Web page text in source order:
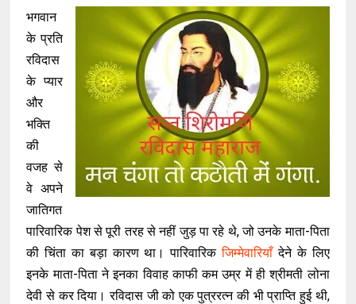
भगवान
के प्रति
रविदास
के प्यार
और
भक्ति
की
वजह से
वे अपने
जातिगत
पारिवारिक पेश से पूरी तरह से नहीं जुड़ पा रहे थे, जो उनके माता-पिता
की चिंता का बड़ा कारण था। पारिवारिकजिम्मेवारियाँदेने के लिए
इनके माता-पिता ने इनका विवाह काफी कम उम्र में ही श्रीमती लोना
देवी से कर दिया। रविदास जी को एक पुत्ररत्न की भी प्राप्ति हुई थी,